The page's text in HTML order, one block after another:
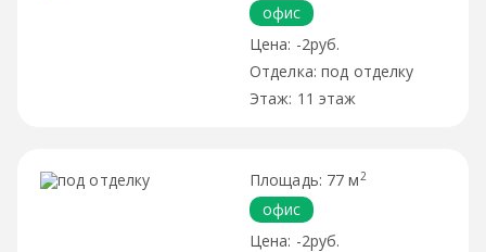
офис
-2руб.
под отделку
11 этаж
77 м 2
офис
-2руб.